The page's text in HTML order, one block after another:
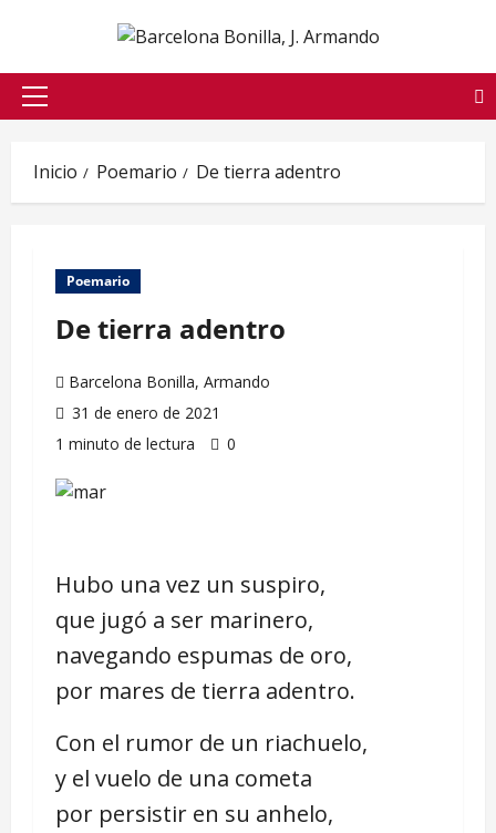
contenido
Menú
Inicio Poemario De tierra adentro
Poemario
De tierra adentro
Barcelona Bonilla, Armando
31 de enero de 2021
1 minuto de lectura
0
Hubo una vez un suspiro,
que jugó a ser marinero,
navegando espumas de oro,
por mares de tierra adentro.
Con el rumor de un riachuelo,
y el vuelo de una cometa
por persistir en su anhelo,